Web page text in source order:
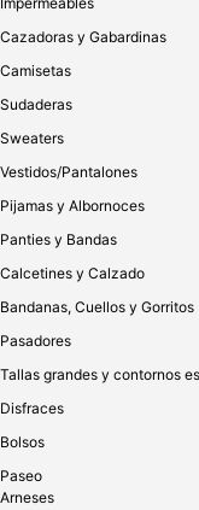
100 ml ℮ / 3.38 fl oz
¿Es eficaz para limpiar
¡Si! Es una excelente
piel sensible, ¿puedo
El producto utiliza
irritación, pero dado
combatir las bacterias,
importante que
completamente sin
directamente en la
mayoría de las
directamente puede
Cazadoras y Gabardinas
Camisetas
Sudaderas
Sweaters
Vestidos/Pantalones
Pijamas y Albornoces
Panties y Bandas
Calcetines y Calzado
Bandanas, Cuellos y Gorritos
Pasadores
Tallas grandes y contornos
Disfraces
Bolsos
Paseo
Arneses